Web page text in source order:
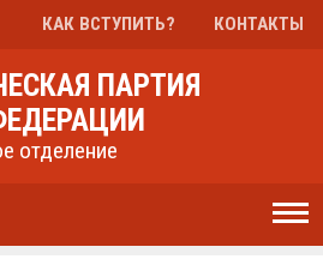
КАК ВСТУПИТЬ? КОНТАКТЫ
ПАРТИЯ
отделение